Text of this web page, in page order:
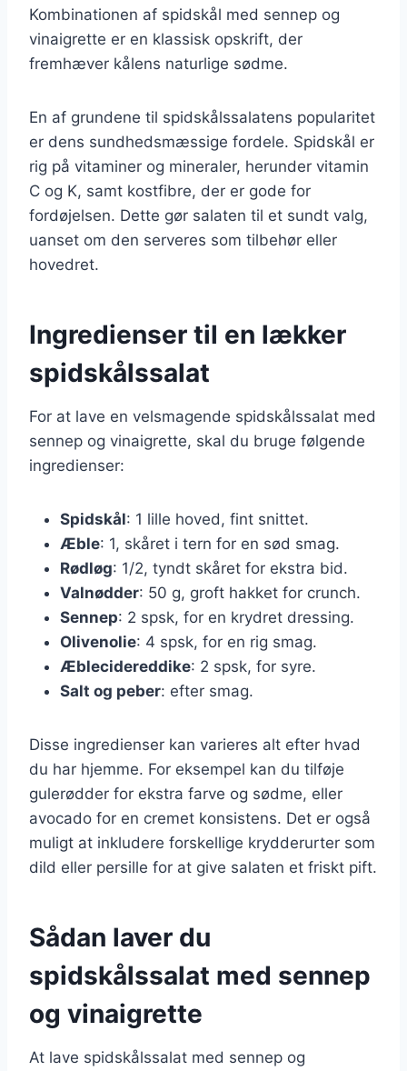
Kombinationen af spidskål med sennep og
vinaigrette er en klassisk opskrift, der
fremhæver kålens naturlige sødme.
En af grundene til spidskålssalatens popularitet
er dens sundhedsmæssige fordele. Spidskål er
rig på vitaminer og mineraler, herunder vitamin
C og K, samt kostfibre, der er gode for
fordøjelsen. Dette gør salaten til et sundt valg,
uanset om den serveres som tilbehør eller
hovedret.
Ingredienser til en lækker
spidskålssalat
For at lave en velsmagende spidskålssalat med
sennep og vinaigrette, skal du bruge følgende
ingredienser:
Spidskål: 1 lille hoved, fint snittet.
Æble: 1, skåret i tern for en sød smag.
Rødløg: 1/2, tyndt skåret for ekstra bid.
Valnødder: 50 g, groft hakket for crunch.
Sennep: 2 spsk, for en krydret dressing.
Olivenolie: 4 spsk, for en rig smag.
Æblecidereddike: 2 spsk, for syre.
Salt og peber: efter smag.
Disse ingredienser kan varieres alt efter hvad
du har hjemme. For eksempel kan du tilføje
gulerødder for ekstra farve og sødme, eller
avocado for en cremet konsistens. Det er også
muligt at inkludere forskellige krydderurter som
dild eller persille for at give salaten et friskt pift.
Sådan laver du
spidskålssalat med sennep
og vinaigrette
At lave spidskålssalat med sennep og